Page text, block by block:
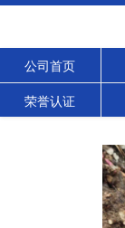
公司首页
荣誉认证